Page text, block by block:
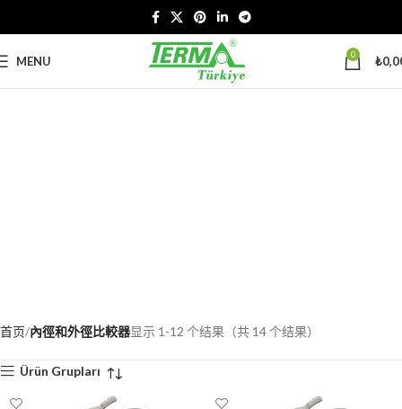
MENU 0 ₺
首页 內徑和外徑比較器显示 1-12 个结果（共 14 个结果）
Ürün Grupları